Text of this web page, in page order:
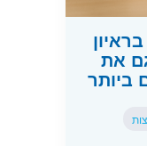
את
ביותר